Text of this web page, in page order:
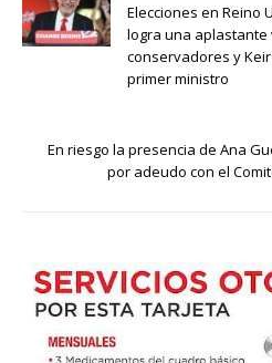
Elecciones en Reino
logra una aplastante
conservadores y
primer ministro
En riesgo la presencia de Ana
por adeudo con el